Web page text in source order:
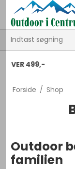
Forside / Shop
Outdoor
familien